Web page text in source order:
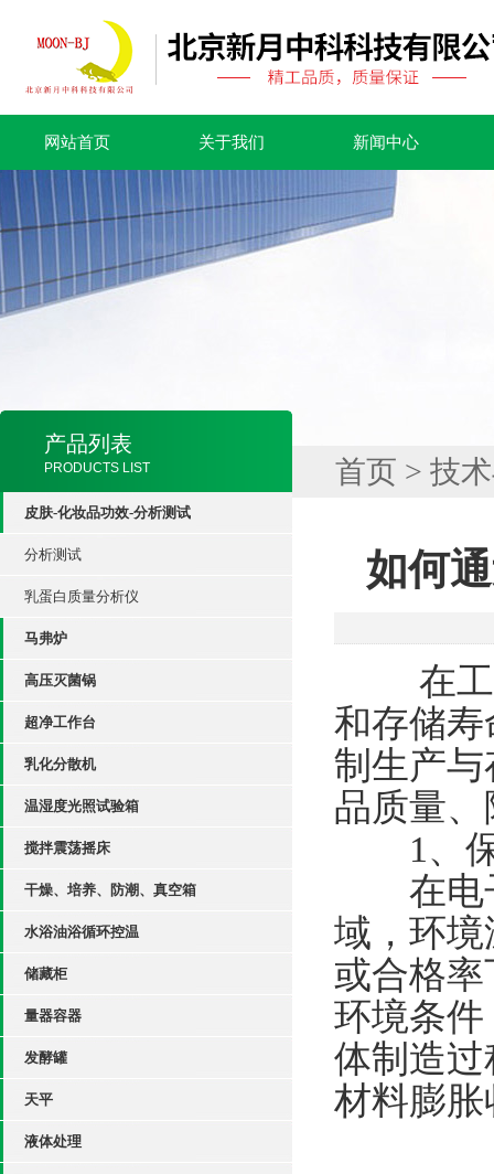
网站首页 关于我们 新闻中心
产品列表
PRODUCTS LIST
皮肤-化妆品功效-分析测试
分析测试
乳蛋白质量分析仪
马弗炉
高压灭菌锅
超净工作台
乳化分散机
温湿度光照试验箱
搅拌震荡摇床
干燥、培养、防潮、真空箱
水浴油浴循环控温
储藏柜
量器容器
发酵罐
天平
液体处理
首页 > 技
如何
在工业
和存储
制生产
品质量
​​1、保
在电子
域，环
或合格率
环境条
体制造
材料膨